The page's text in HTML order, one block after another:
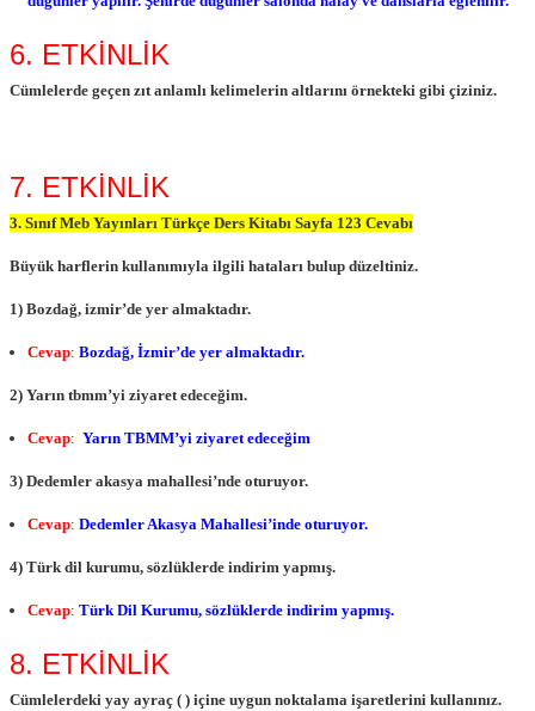
6. ETKİNLİK
Cümlelerde geçen zıt anlamlı kelimelerin altlarını örnekteki gibi çiziniz.
7. ETKİNLİK
3. Sınıf Meb Yayınları Türkçe Ders Kitabı Sayfa 123 Cevabı
Büyük harflerin kullanımıyla ilgili hataları bulup düzeltiniz.
1) Bozdağ, izmir’de yer almaktadır.
Cevap: Bozdağ, İzmir’de yer almaktadır.
2) Yarın tbmm’yi ziyaret edeceğim.
Cevap: Yarın TBMM’yi ziyaret edeceğim
3) Dedemler akasya mahallesi’nde oturuyor.
Cevap: Dedemler Akasya Mahallesi’inde oturuyor.
4) Türk dil kurumu, sözlüklerde indirim yapmış.
Cevap: Türk Dil Kurumu, sözlüklerde indirim yapmış.
8. ETKİNLİK
Cümlelerdeki yay ayraç ( ) içine uygun noktalama işaretlerini kullanınız.